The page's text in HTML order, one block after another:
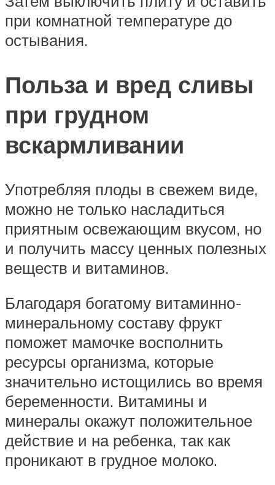
при комнатной температуре до
остывания.
Польза и вред сливы
при грудном
вскармливании
Употребляя плоды в свежем виде,
можно не только насладиться
приятным освежающим вкусом, но
и получить массу ценных полезных
веществ и витаминов.
Благодаря богатому витаминно-
минеральному составу фрукт
поможет мамочке восполнить
ресурсы организма, которые
значительно истощились во время
беременности. Витамины и
минералы окажут положительное
действие и на ребенка, так как
проникают в грудное молоко.